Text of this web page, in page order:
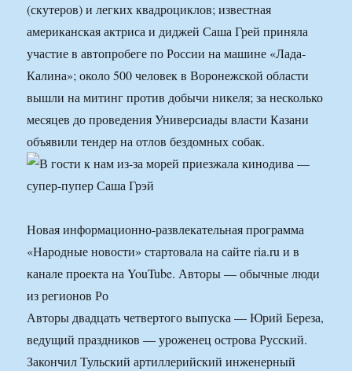
(скутеров) и легких квадроциклов; известная
американская актриса и диджей Саша Грей приняла
участие в автопробеге по России на машине «Лада-
Калина»; около 500 человек в Воронежской области
вышли на митинг против добычи никеля; за несколько
месяцев до проведения Универсиады власти Казани
объявили тендер на отлов бездомных собак.
Новая информационно-развлекательная программа
«Народные новости» стартовала на сайте ria.ru и в
канале проекта на YouTube. Авторы — обычные люди
из регионов Ро
Авторы двадцать четвертого выпуска — Юрий Береза,
ведущий праздников — уроженец острова Русский.
Закончил Тульский артиллерийский инженерный